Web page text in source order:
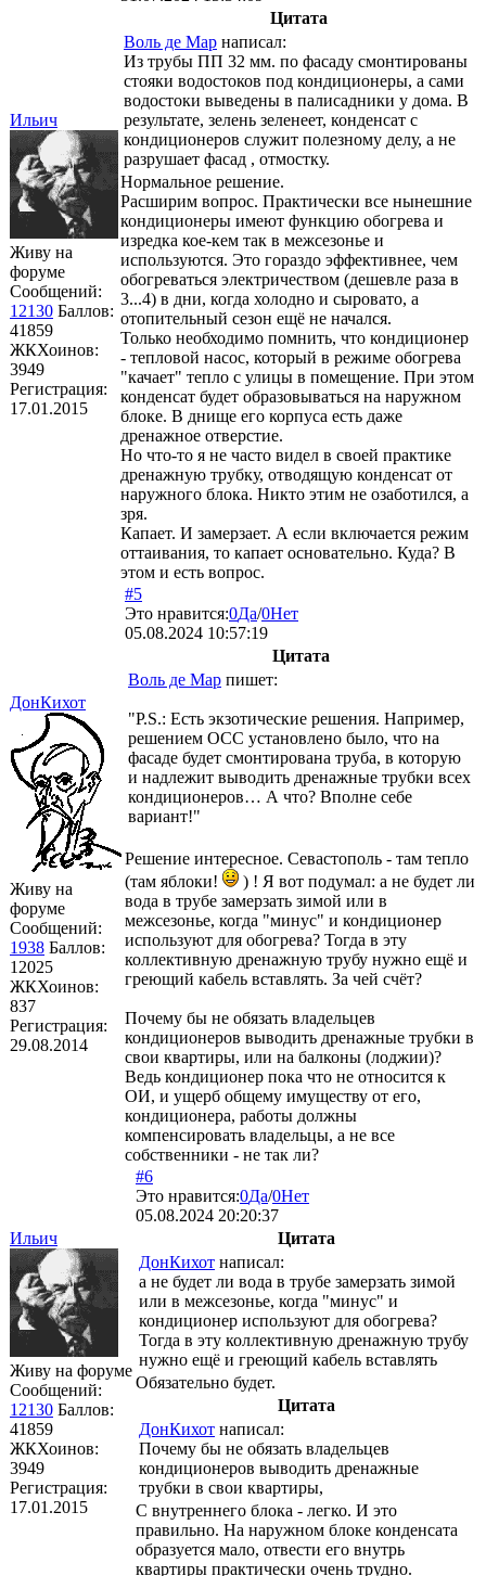
Ильич
Живу на
форуме
Сообщений:
12130 Баллов:
41859
ЖКХоинов:
3949
Регистрация:
17.01.2015
Цитата
Воль де Мар написал:
Из трубы ПП 32 мм. по фасаду смонтированы
стояки водостоков под кондиционеры, а сами
водостоки выведены в палисадники у дома. В
результате, зелень зеленеет, конденсат с
кондиционеров служит полезному делу, а не
разрушает фасад , отмостку.
Нормальное решение.
Расширим вопрос. Практически все нынешние
кондиционеры имеют функцию обогрева и
изредка кое-кем так в межсезонье и
используются. Это гораздо эффективнее, чем
обогреваться электричеством (дешевле раза в
3...4) в дни, когда холодно и сыровато, а
отопительный сезон ещё не начался.
Только необходимо помнить, что кондиционер
- тепловой насос, который в режиме обогрева
"качает" тепло с улицы в помещение. При этом
конденсат будет образовываться на наружном
блоке. В днище его корпуса есть даже
дренажное отверстие.
Но что-то я не часто видел в своей практике
дренажную трубку, отводящую конденсат от
наружного блока. Никто этим не озаботился, а
зря.
Капает. И замерзает. А если включается режим
оттаивания, то капает основательно. Куда? В
этом и есть вопрос.
ДонКихот
Живу на
форуме
Сообщений:
1938 Баллов:
12025
ЖКХоинов:
837
Регистрация:
29.08.2014
#5
Это нравится:0Да/0Нет
05.08.2024 10:57:19
Цитата
Воль де Мар пишет:
"P.S.: Есть экзотические решения. Например,
решением ОСС установлено было, что на
фасаде будет смонтирована труба, в которую
и надлежит выводить дренажные трубки всех
кондиционеров… А что? Вполне себе
вариант!"
Решение интересное. Севастополь - там тепло
(там яблоки!
) ! Я вот подумал: а не будет ли
вода в трубе замерзать зимой или в
межсезонье, когда "минус" и кондиционер
используют для обогрева? Тогда в эту
коллективную дренажную трубу нужно ещё и
греющий кабель вставлять. За чей счёт?
Почему бы не обязать владельцев
кондиционеров выводить дренажные трубки в
свои квартиры, или на балконы (лоджии)?
Ведь кондиционер пока что не относится к
ОИ, и ущерб общему имуществу от его,
кондиционера, работы должны
компенсировать владельцы, а не все
собственники - не так ли?
Ильич
Живу на форуме
Сообщений:
12130 Баллов:
41859
ЖКХоинов:
3949
Регистрация:
17.01.2015
#6
Это нравится:0Да/0Нет
05.08.2024 20:20:37
Цитата
ДонКихот написал:
а не будет ли вода в трубе замерзать зимой
или в межсезонье, когда "минус" и
кондиционер используют для обогрева?
Тогда в эту коллективную дренажную трубу
нужно ещё и греющий кабель вставлять
Обязательно будет.
Цитата
ДонКихот написал:
Почему бы не обязать владельцев
кондиционеров выводить дренажные
трубки в свои квартиры,
С внутреннего блока - легко. И это
правильно. На наружном блоке конденсата
образуется мало, отвести его внутрь
квартиры практически очень трудно.